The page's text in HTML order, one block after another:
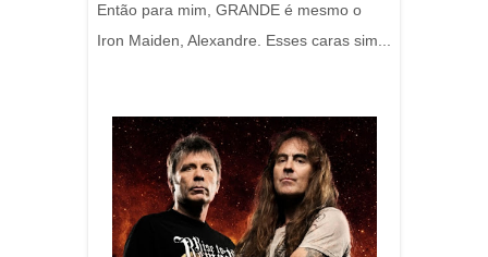
Então para mim, GRANDE é mesmo o
Iron Maiden, Alexandre. Esses caras sim...